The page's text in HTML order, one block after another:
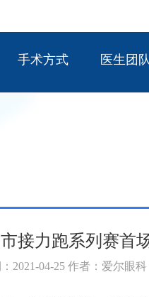
手术方式 医生团队
接力跑系列赛首
2021-04-25 作者：爱尔眼科